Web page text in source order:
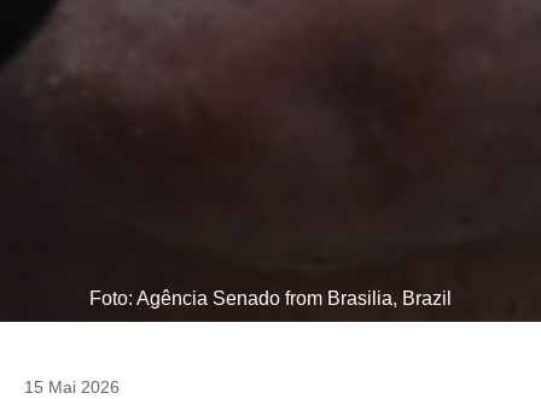
Foto: Agência Senado from Brasilia, Brazil
15 Mai 2026